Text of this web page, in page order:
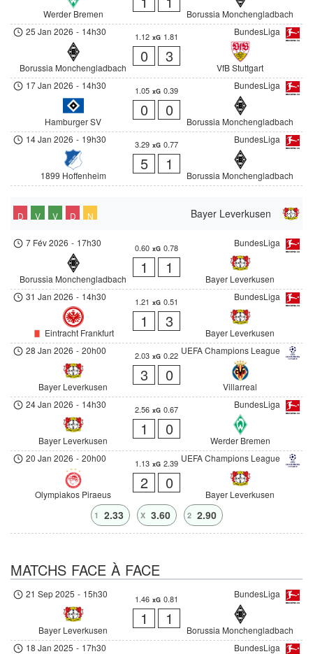
Werder Bremen
Borussia Monchengladbach
BundesLiga
25 Jan 2026 - 14h30
Borussia Monchengladbach
1.12 xG 1.81
0 3
VfB Stuttgart
BundesLiga
17 Jan 2026 - 14h30
Hamburger SV
1.05 xG 0.39
0 0
Borussia Monchengladbach
BundesLiga
14 Jan 2026 - 19h30
1899 Hoffenheim
3.29 xG 0.77
5 1
Borussia Monchengladbach
Bayer Leverkusen
D V V D N
BundesLiga
7 Fév 2026 - 17h30
Borussia Monchengladbach
0.60 xG 0.78
1 1
Bayer Leverkusen
BundesLiga
31 Jan 2026 - 14h30
Eintracht Frankfurt
1.21 xG 0.51
1 3
Bayer Leverkusen
UEFA Champions League
28 Jan 2026 - 20h00
Bayer Leverkusen
2.03 xG 0.22
3 0
Villarreal
BundesLiga
24 Jan 2026 - 14h30
Bayer Leverkusen
2.56 xG 0.67
1 0
Werder Bremen
UEFA Champions League
20 Jan 2026 - 20h00
Olympiakos Piraeus
1.13 xG 2.39
2 0
Bayer Leverkusen
1 2.33 X 3.60 2 2.90
MATCHS FACE À FACE
BundesLiga
21 Sep 2025 - 15h30
Bayer Leverkusen
1.46 xG 0.81
1 1
Borussia Monchengladbach
BundesLiga
18 Jan 2025 - 17h30